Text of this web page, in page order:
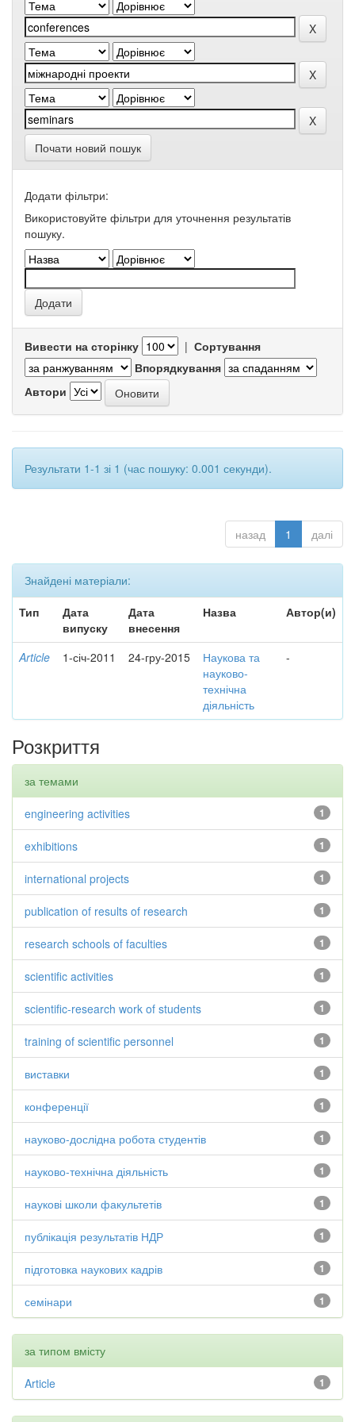
Почати новий пошук
Додати фільтри:
Використовуйте фільтри для уточнення результатів
пошуку.
Вивести на сторінку | Сортування
Впорядкування
Автори
Результати 1-1 зі 1 (час пошуку: 0.001 секунди).
назад 1 далі
Знайдені матеріали:
Тип
Дата
випуску
Дата
внесення
Назва Автор(и)
Article 1-січ-2011 24-гру-2015
Наукова та
науково-
технічна
діяльність
-
Розкриття
за темами
1
engineering activities
1
exhibitions
1
international projects
1
publication of results of research
1
research schools of faculties
1
scientific activities
1
scientific-research work of students
1
training of scientific personnel
1
виставки
1
конференції
1
науково-дослідна робота студентів
1
науково-технічна діяльність
1
наукові школи факультетів
1
публікація результатів НДР
1
підготовка наукових кадрів
1
семінари
за типом вмісту
1
Article